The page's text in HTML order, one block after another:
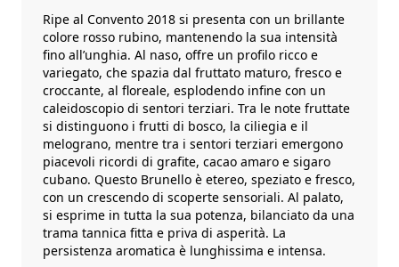
Ripe al Convento 2018 si presenta con un brillante
colore rosso rubino, mantenendo la sua intensità
fino all’unghia. Al naso, offre un profilo ricco e
variegato, che spazia dal fruttato maturo, fresco e
croccante, al floreale, esplodendo infine con un
caleidoscopio di sentori terziari. Tra le note fruttate
si distinguono i frutti di bosco, la ciliegia e il
melograno, mentre tra i sentori terziari emergono
piacevoli ricordi di grafite, cacao amaro e sigaro
cubano. Questo Brunello è etereo, speziato e fresco,
con un crescendo di scoperte sensoriali. Al palato,
si esprime in tutta la sua potenza, bilanciato da una
trama tannica fitta e priva di asperità. La
persistenza aromatica è lunghissima e intensa.